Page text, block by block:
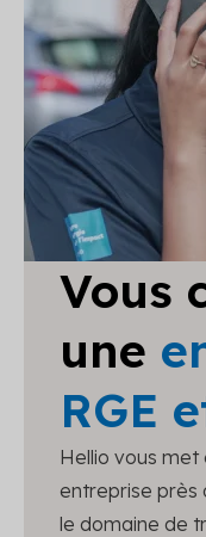
Vous
une
RGE
Hellio vous met
entreprise près
le domaine de